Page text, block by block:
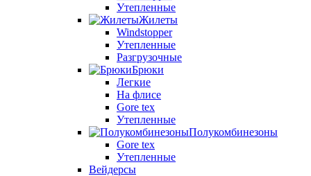
Утепленные
Жилеты
Windstopper
Утепленные
Разгрузочные
Брюки
Легкие
На флисе
Gore tex
Утепленные
Полукомбинезоны
Gore tex
Утепленные
Вейдерсы